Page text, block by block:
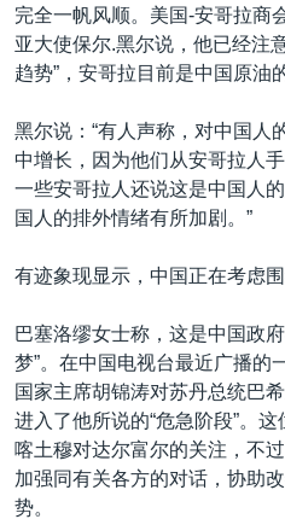
完全一帆风顺。美国-安哥拉商
亚大使保尔.黑尔说，他已经注
趋势”，安哥拉目前是中国原油
黑尔说：“有人声称，对中国人
中增长，因为他们从安哥拉人
一些安哥拉人还说这是中国人
国人的排外情绪有所加剧。”
有迹象现显示，中国正在考虑
巴塞洛缪女士称，这是中国政
梦”。在中国电视台最近广播的
国家主席胡锦涛对苏丹总统巴
进入了他所说的“危急阶段”。
喀土穆对达尔富尔的关注，不
加强同有关各方的对话，协助
势。